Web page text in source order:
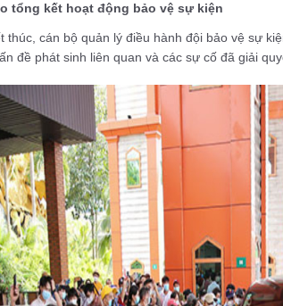
tổng kết hoạt động bảo vệ sự kiện
thúc, cán bộ quản lý điều hành đội bảo vệ sự
đề phát sinh liên quan và các sự cố đã giải